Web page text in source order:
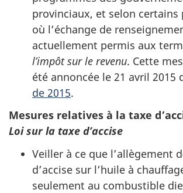
provinciaux, et selon certains
où l’échange de
actuellement permis aux
l’impôt sur le revenu. Cette
été annoncée le 21 avril 2015
de 2015.
Mesures relatives à la taxe
Loi sur la taxe d’accise
Veiller à ce que l’allègement
d’accise sur l’huile à
seulement au combustible